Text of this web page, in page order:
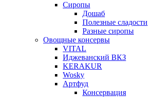
Сиропы
Дошаб
Полезные сладости
Разные сиропы
Овощные консервы
VITAL
Иджеванский ВКЗ
KERAKUR
Wosky
Артфуд
Консервация